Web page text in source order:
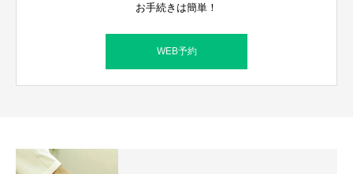
お手続きは簡単！
WEB予約